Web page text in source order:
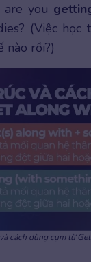
are you
(Việc học
nào rồi?)
cách dùng cụm từ